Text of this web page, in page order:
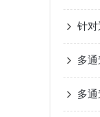
针
多